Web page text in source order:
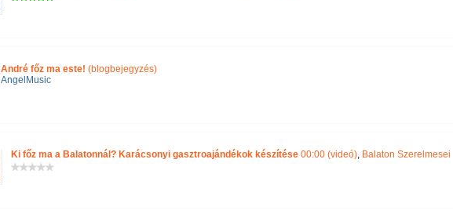
André főz ma este! (blogbejegyzés)
AngelMusic
Ki főz ma a Balatonnál? Karácsonyi gasztroajándékok készítése 00:00 (videó), Balaton Szerelmesei